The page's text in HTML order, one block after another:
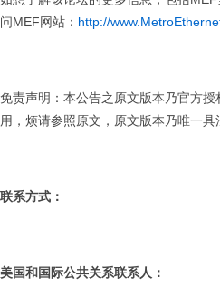
问MEF网站： http://
免责声明：本公告之原文版本乃官方
用，烦请参照原文，原文版本乃唯一具
联系方式 ：
美国和国际公共关系联系人 ：